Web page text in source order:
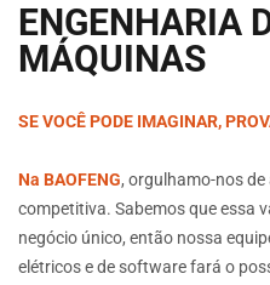
ENGENHARIA
MÁQUINAS
SE VOCÊ PODE IMAGINAR,
Na BAOFENG, orgulhamo-nos
competitiva. Sabemos que essa
negócio único, então nossa
elétricos e de software fará o